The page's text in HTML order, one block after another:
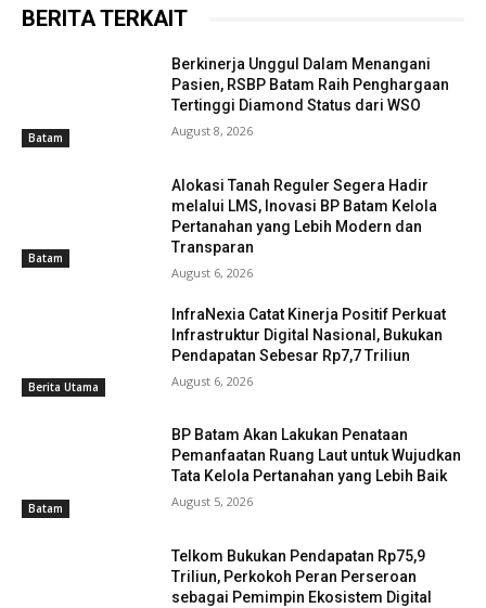
BERITA TERKAIT
Batam
Berkinerja Unggul Dalam Menangani
Pasien, RSBP Batam Raih Penghargaan
Tertinggi Diamond Status dari WSO
August 8, 2026
Batam
Alokasi Tanah Reguler Segera Hadir
melalui LMS, Inovasi BP Batam Kelola
Pertanahan yang Lebih Modern dan
Transparan
August 6, 2026
Berita Utama
InfraNexia Catat Kinerja Positif Perkuat
Infrastruktur Digital Nasional, Bukukan
Pendapatan Sebesar Rp7,7 Triliun
August 6, 2026
Batam
BP Batam Akan Lakukan Penataan
Pemanfaatan Ruang Laut untuk Wujudkan
Tata Kelola Pertanahan yang Lebih Baik
August 5, 2026
Telkom Bukukan Pendapatan Rp75,9
Triliun, Perkokoh Peran Perseroan
sebagai Pemimpin Ekosistem Digital